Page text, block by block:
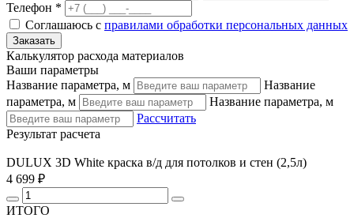
Телефон *
Соглашаюсь с правилами обработки персональных данных
Калькулятор расхода материалов
Ваши параметры
Название параметра, м
Название
параметра, м
Название параметра, м
Рассчитать
Результат расчета
DULUX 3D White краска в/д для потолков и стен (2,5л)
4 699 ₽
ИТОГО